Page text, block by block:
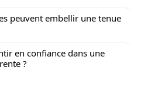
peuvent embellir une tenue
en confiance dans une
?